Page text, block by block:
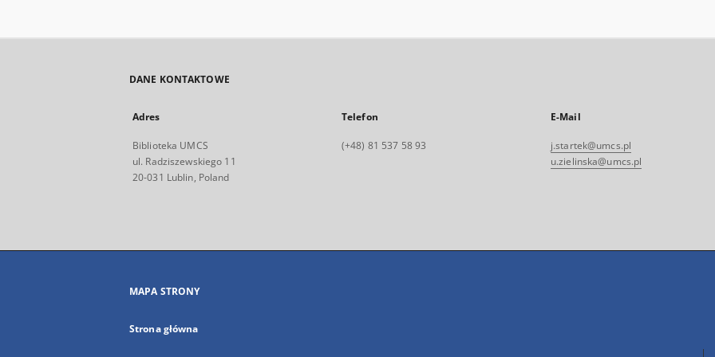
DANE KONTAKTOWE
Adres
Biblioteka UMCS
ul. Radziszewskiego 11
20-031 Lublin, Poland
Telefon
(+48) 81 537 58 93
E-Mail
j.startek@umcs.pl
u.zielinska@umcs.pl
MAPA STRONY
Strona główna